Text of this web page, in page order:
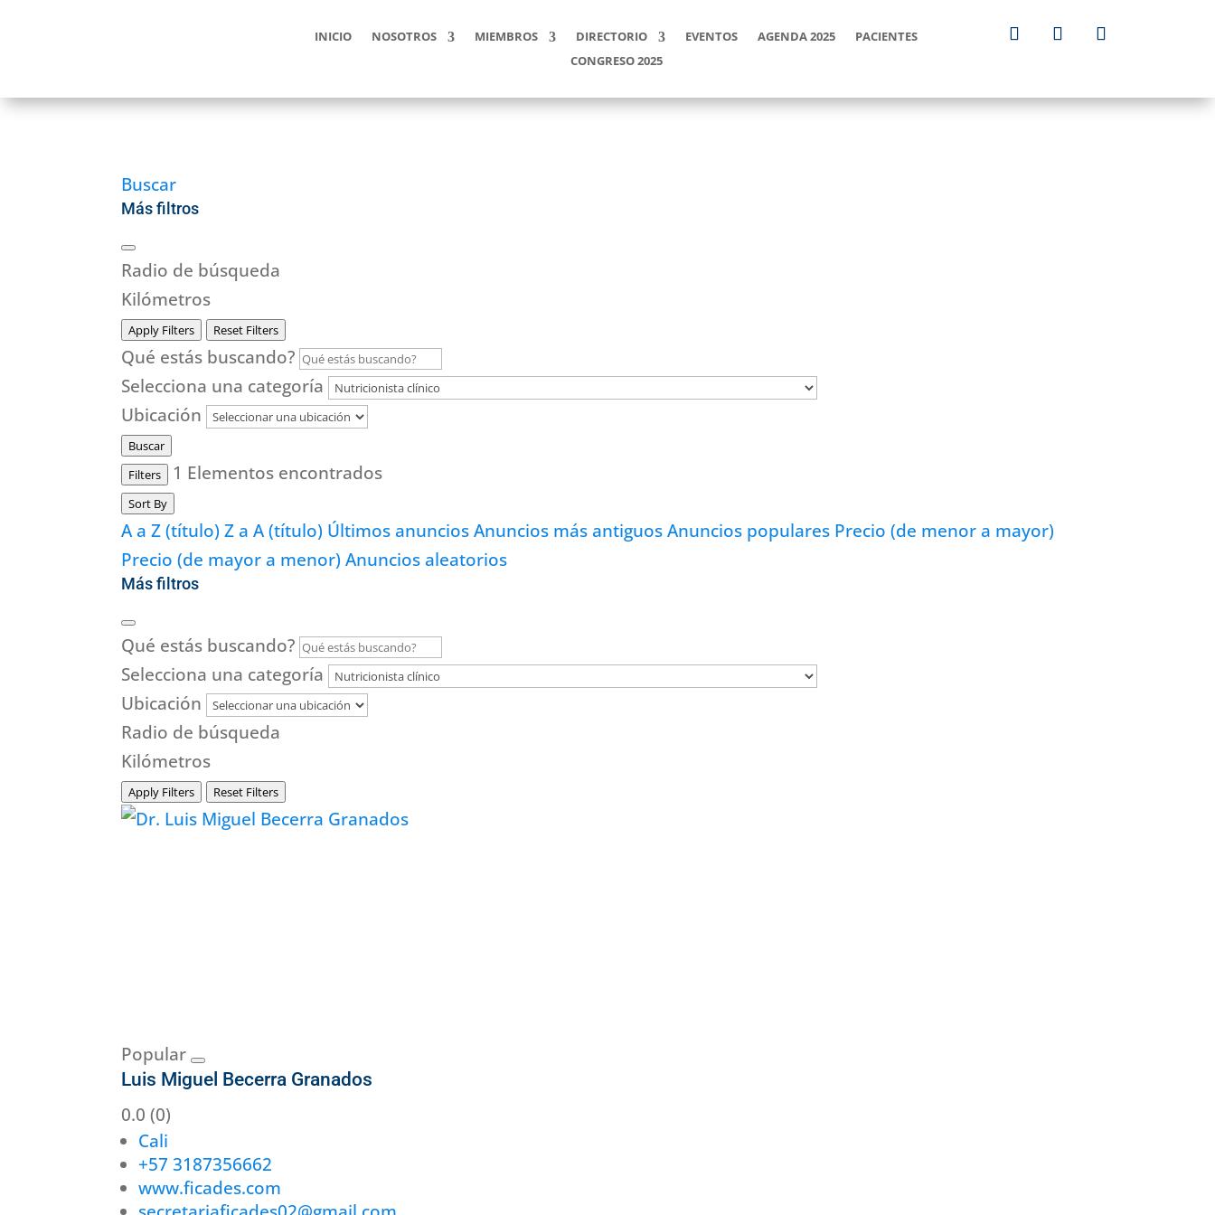
INICIO NOSOTROS MIEMBROS DIRECTORIO EVENTOS AGENDA 2025
PACIENTES
CONGRESO 2025
Buscar
Más filtros
Radio de búsqueda
Kilómetros
Apply Filters Reset Filters
Qué estás buscando?
Selecciona una categoría
Ubicación
Buscar
Filters
1 Elementos encontrados
Sort By
A a Z (título) Z a A (título) Últimos anuncios Anuncios más antiguos Anuncios populares Precio (de menor a mayor)
Precio (de mayor a menor) Anuncios aleatorios
Más filtros
Qué estás buscando?
Selecciona una categoría
Ubicación
Radio de búsqueda
Kilómetros
Apply Filters Reset Filters
Popular
Luis Miguel Becerra Granados
0.0 (0)
Cali
+57 3187356662
www.ficades.com